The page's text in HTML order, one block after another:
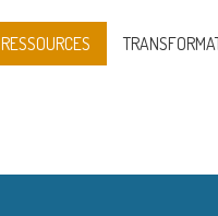
RESSOURCES